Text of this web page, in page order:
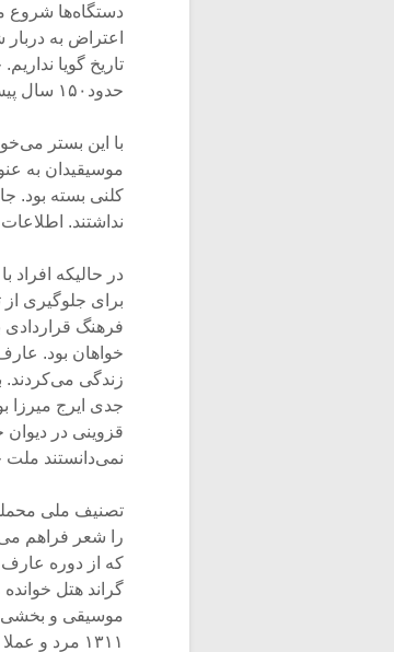
دستگاه‌ها شروع
اعتراض به
تاریخ گویا
حدود۱۵۰ سال پیش تا ۱۱۰ سال پیش به ثمره ظهور می‌رسد.
با این بستر
موسیقیدان به
کلنی بسته بود.
نداشتند.
در حالیکه
برای جلوگیری
فرهنگ قراردادی
خواهان بود.
زندگی می‌کردند.
جدی ایرج میرزا
نمی‌دانستند
تصنیف ملی
که از دوره عارف
گراند هتل
موسیقی و بخشی
۱۳۱۱ مرد و عملا اهدافش را در حاکمیت طبقه مظلوم را بر باد می‌دید.